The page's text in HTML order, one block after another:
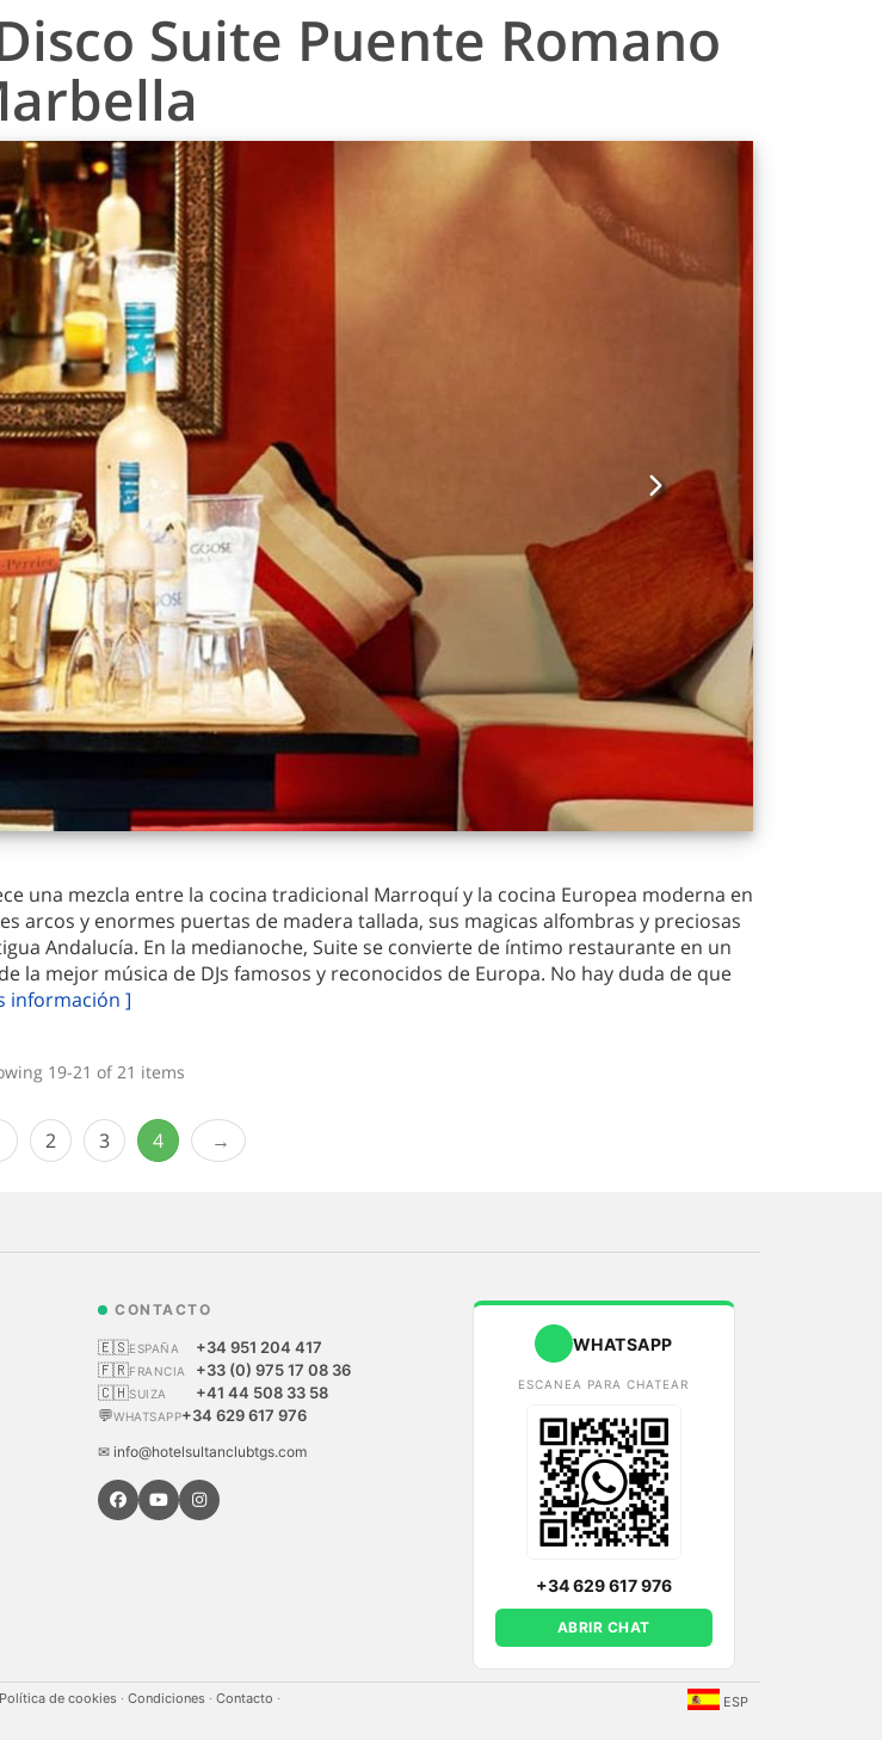
Suite Puente Romano
una mezcla entre la cocina tradicional Marroquí y la cocina Europea moderna en
arcos y enormes puertas de madera tallada, sus magicas alfombras y preciosas
Andalucía. En la medianoche, Suite se convierte de íntimo restaurante en un
la mejor música de DJs famosos y reconocidos de Europa. No hay duda de que
información ]
19-21 of 21 items
2 3 4
CONTACTO
🇪🇸ESPAÑA
+34 951 204 417
🇫🇷FRANCIA
+33 (0) 975 17 08 36
🇨🇭SUIZA
+41 44 508 33 58
💬WHATSAPP+34 629 617 976
✉ info@hotelsultanclubtgs.com
WHATSAPP
ESCANEA PARA CHATEAR
+34 629 617 976
ABRIR CHAT
Política de cookies · Condiciones · Contacto · ESP